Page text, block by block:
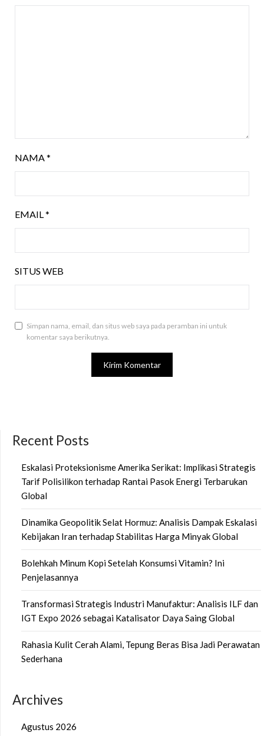
NAMA*
EMAIL*
SITUS WEB
Simpan nama, email, dan situs web saya pada peramban ini untuk
komentar saya berikutnya.
Recent Posts
Eskalasi Proteksionisme Amerika Serikat: Implikasi Strategis
Tarif Polisilikon terhadap Rantai Pasok Energi Terbarukan
Global
Dinamika Geopolitik Selat Hormuz: Analisis Dampak Eskalasi
Kebijakan Iran terhadap Stabilitas Harga Minyak Global
Bolehkah Minum Kopi Setelah Konsumsi Vitamin? Ini
Penjelasannya
Transformasi Strategis Industri Manufaktur: Analisis ILF dan
IGT Expo 2026 sebagai Katalisator Daya Saing Global
Rahasia Kulit Cerah Alami, Tepung Beras Bisa Jadi Perawatan
Sederhana
Archives
Agustus 2026